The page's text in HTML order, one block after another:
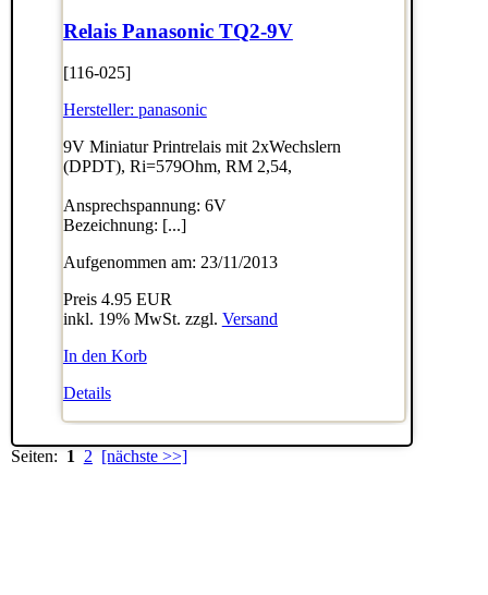
Relais Panasonic TQ2-9V
[116-025]
Hersteller: panasonic
9V Miniatur Printrelais mit 2xWechslern
(DPDT), Ri=579Ohm, RM 2,54,
Ansprechspannung: 6V
Bezeichnung: [...]
Aufgenommen am: 23/11/2013
Preis 4.95 EUR
inkl. 19% MwSt. zzgl. Versand
In den Korb
Details
Seiten: 1 2 [nächste >>]